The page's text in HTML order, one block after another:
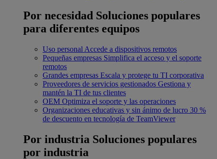
Por necesidad Soluciones populares
para diferentes equipos
Uso personal Accede a dispositivos remotos
Pequeñas empresas Simplifica el acceso y el soporte
remotos
Grandes empresas Escala y protege tu TI corporativa
Proveedores de servicios gestionados Gestiona y
mantén la TI de tus clientes
OEM Optimiza el soporte y las operaciones
Organizaciones educativas y sin ánimo de lucro 30 %
de descuento en tecnología de TeamViewer
Por industria Soluciones populares
por industria